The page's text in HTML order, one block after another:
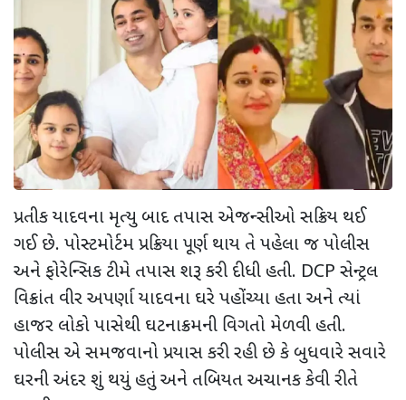
પ્રતીક યાદવના મૃત્યુ બાદ તપાસ એજન્સીઓ સક્રિય થઈ
ગઈ છે. પોસ્ટમોર્ટમ પ્રક્રિયા પૂર્ણ થાય તે પહેલા જ પોલીસ
અને ફોરેન્સિક ટીમે તપાસ શરૂ કરી દીધી હતી. DCP સેન્ટ્રલ
વિક્રાંત વીર અપર્ણા યાદવના ઘરે પહોંચ્યા હતા અને ત્યાં
હાજર લોકો પાસેથી ઘટનાક્રમની વિગતો મેળવી હતી.
પોલીસ એ સમજવાનો પ્રયાસ કરી રહી છે કે બુધવારે સવારે
ઘરની અંદર શું થયું હતું અને તબિયત અચાનક કેવી રીતે